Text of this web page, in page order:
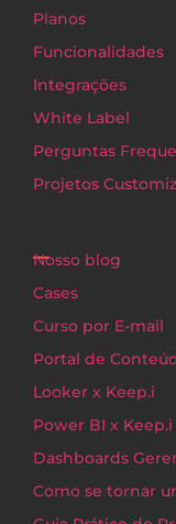
Planos
Funcionalidades
Integrações
White Label
Perguntas
Projetos
Nosso blog
Cases
Curso por E-mail
Portal de
Looker x Keep.i
Power BI x Keep.i
Dashboards
Como se tornar